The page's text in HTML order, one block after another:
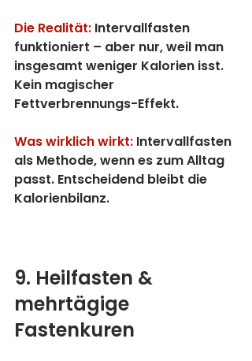
Die Realität: Intervallfasten
funktioniert – aber nur, weil man
insgesamt weniger Kalorien isst.
Kein magischer
Fettverbrennungs-Effekt.
Was wirklich wirkt: Intervallfasten
als Methode, wenn es zum Alltag
passt. Entscheidend bleibt die
Kalorienbilanz.
9. Heilfasten &
mehrtägige
Fastenkuren